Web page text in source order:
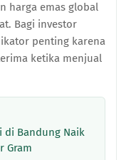
harga emas global
Bagi investor
penting karena
ketika menjual
di Bandung Naik
Gram